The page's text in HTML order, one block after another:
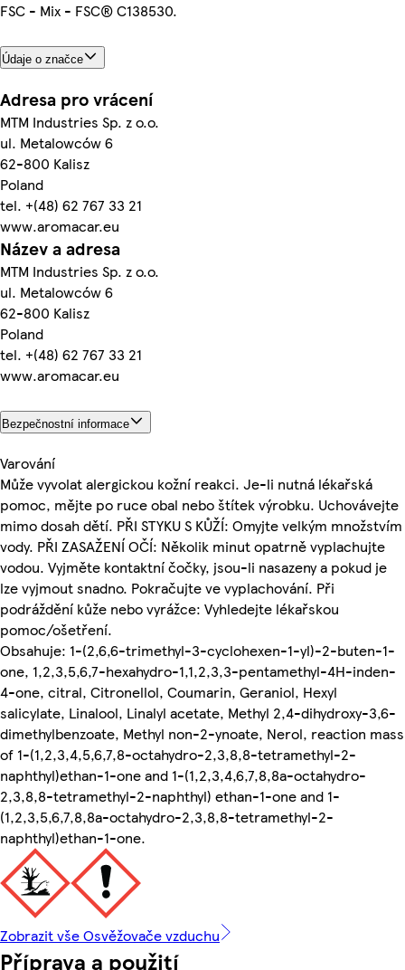
FSC - Mix - FSC® C138530.
Údaje o značce
Adresa pro vrácení
MTM Industries Sp. z o.o.
ul. Metalowców 6
62-800 Kalisz
Poland
tel. +(48) 62 767 33 21
www.aromacar.eu
Název a adresa
MTM Industries Sp. z o.o.
ul. Metalowców 6
62-800 Kalisz
Poland
tel. +(48) 62 767 33 21
www.aromacar.eu
Bezpečnostní informace
Varování
Může vyvolat alergickou kožní reakci. Je-li nutná lékařská
pomoc, mějte po ruce obal nebo štítek výrobku. Uchovávejte
mimo dosah dětí. PŘI STYKU S KŮŽÍ: Omyjte velkým množstvím
vody. PŘI ZASAŽENÍ OČÍ: Několik minut opatrně vyplachujte
vodou. Vyjměte kontaktní čočky, jsou-li nasazeny a pokud je
lze vyjmout snadno. Pokračujte ve vyplachování. Při
podráždění kůže nebo vyrážce: Vyhledejte lékařskou
pomoc/ošetření.
Obsahuje: 1-(2,6,6-trimethyl-3-cyclohexen-1-yl)-2-buten-1-
one, 1,2,3,5,6,7-hexahydro-1,1,2,3,3-pentamethyl-4H-inden-
4-one, citral, Citronellol, Coumarin, Geraniol, Hexyl
salicylate, Linalool, Linalyl acetate, Methyl 2,4-dihydroxy-3,6-
dimethylbenzoate, Methyl non-2-ynoate, Nerol, reaction mass
of 1-(1,2,3,4,5,6,7,8-octahydro-2,3,8,8-tetramethyl-2-
naphthyl)ethan-1-one and 1-(1,2,3,4,6,7,8,8a-octahydro-
2,3,8,8-tetramethyl-2-naphthyl) ethan-1-one and 1-
(1,2,3,5,6,7,8,8a-octahydro-2,3,8,8-tetramethyl-2-
naphthyl)ethan-1-one.
Zobrazit vše Osvěžovače vzduchu
Příprava a použití